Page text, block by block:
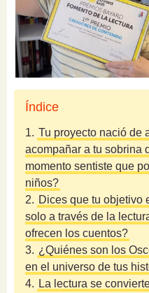
Índice
1. Tu proyecto nació de
acompañar a tu sobrina
momento sentiste que
niños?
2. Dices que tu objetivo
solo a través de la
ofrecen los cuentos?
3. ¿Quiénes son los
en el universo de tus
4. La lectura se